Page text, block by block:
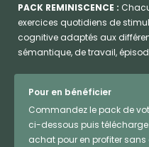
PACK REMINISCENCE :
exercices quotidiens de
cognitive adaptés aux
sémantique, de travail,
Pour en bénéficier
Commandez le pack de
ci-dessous puis
achat pour en profiter